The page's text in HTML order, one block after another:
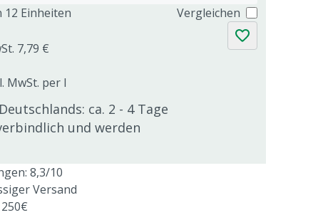
12 Einheiten
7,79 €
MwSt. per l
ca. 2 - 4 Tage
und werden
Vergleichen
8,3/10
Versand